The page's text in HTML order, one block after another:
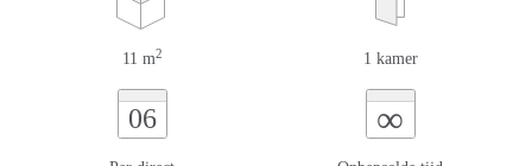
11 m2 1 kamer
06 ∞